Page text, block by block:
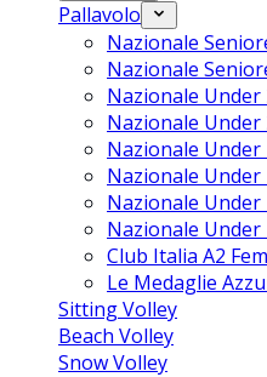
Pallavolo
Nazionale
Nazionale
Nazionale Under
Nazionale Under
Nazionale Under
Nazionale Under
Nazionale Under
Nazionale Under
Club Italia A2
Le Medaglie
Sitting Volley
Beach Volley
Snow Volley